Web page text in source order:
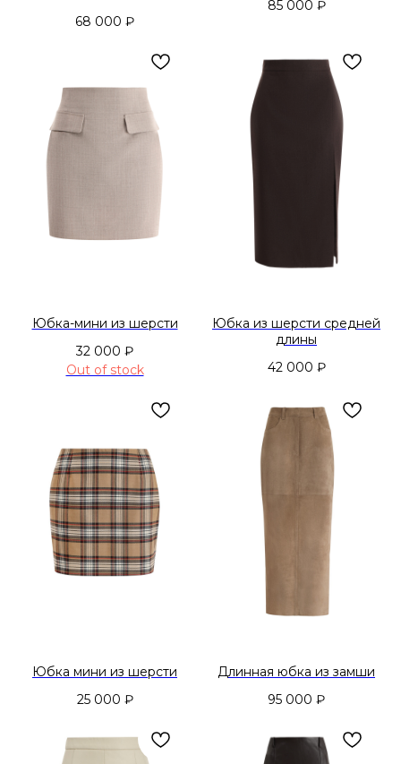
68 000 ₽
85 000 ₽
Юбка-мини из шерсти
32 000 ₽
Out of stock
Юбка из шерсти средней
длины
42 000 ₽
Юбка мини из шерсти
25 000 ₽
Длинная юбка из замши
95 000 ₽